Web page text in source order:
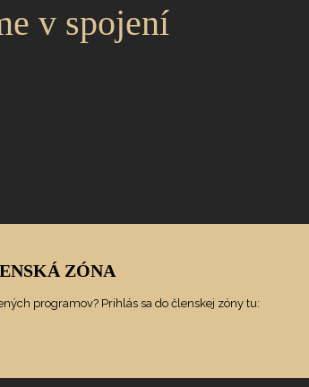
v spojení
ZÓNA
programov? Prihlás sa do členskej zóny tu: